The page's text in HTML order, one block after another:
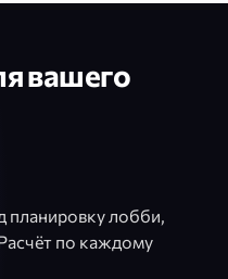
вашего
лобби,
по каждому